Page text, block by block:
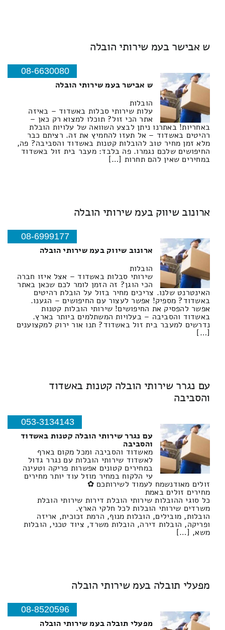
ש אבישר בעמ שירותי הובלה
08-6630080
ש אבישר בעמ שירותי הובלה
הובלות
עלות שירותי סבלות באשדוד – באיזה
אתר הכי זול? תוכלו למצוא רק כאן –
באחריות! באתרנו ניתן לבצע השוואה של עלויות הובלת
רהיטים באשדוד – אל תעזו להחמיץ את זה. רציתם כבר
מלא זמן מחיר טוב להובלות קטנות באשדוד והסביבה? פה,
החיפושים שלכם נגמרו. פה בלבד: מעבר בית זול באשדוד
במחירים שאין להם תחרות […]
ארונוב שיווק בעמ שירותי הובלה
08-6999177
ארונוב שיווק בעמ שירותי הובלה
הובלות
שירותי סבלות באשדוד – אצל איזו חברה
הכי הוגן? זה הזמן לומר לכם שכאן באתר
האינטרנט שלנו. צריכים מחיר בזול על הובלת רהיטים
באשדוד? מספיק! אפשר לעצור עם החיפושים – הגענו.
אפשר להפסיק את החיפושים! שירותי הובלות קטנות
באשדוד והסביבה – בעלויות המשתלמים ביותר בארץ.
נדרשים למעבר בית זול באשדוד? תנו אור ירוק למקצוענים
[…]
עם נגרר שירותי הובלה קטנות באשדוד
והסביבה
053-3134143
עם נגרר שירותי הובלה קטנות באשדוד
והסביבה
מאשדוד והסביבה ומכל מקום בארף
לאשדוד שירותי הובלות עם נגרר גדול
במחירים קטונים אפשרות פריקה וטעינה
עי הלקוח במחיר מוזל עוד יותר מחירים
זולים מאודנשמח לעמוד לשירותכם ✿
מחירים זולים באמת
כל סוגי ההובלות שירותי הובלת דירות שירותי הובלת
משרדים שירותי הובלות לכל חלקי הארץ.
הובלות, מובילים, הובלות מנוף, הרמת זכוכית, אריזה
ופריקה, הובלות דירה, הובלות משרד, ציוד טכני, הובלות
משא, […]
מפעלי תובלה בעמ שירותי הובלה
08-8520596
מפעלי תובלה בעמ שירותי הובלה